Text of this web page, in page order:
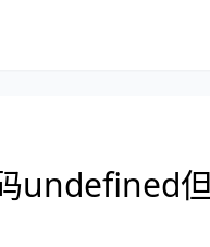
undefined